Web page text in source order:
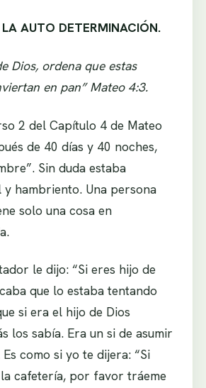
AUTO DETERMINACIÓN.
Dios, ordena que estas
en pan” Mateo 4:3.
2 del Capítulo 4 de Mateo
de 40 días y 40 noches,
Sin duda estaba
y hambriento. Una persona
solo una cosa en
le dijo: “Si eres hijo de
que lo estaba tentando
si era el hijo de Dios
los sabía. Era un si de asumir
como si yo te dijera: “Si
cafetería, por favor tráeme